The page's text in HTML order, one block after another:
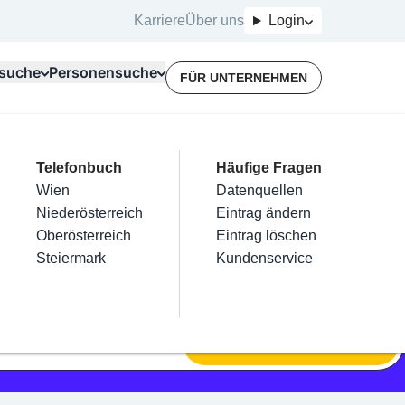
KarriereÜber uns Login
Kategorien
Friseur
Nägel
Haarentfernung
Make-Up
Für Unternehmer
Terminbuchung
Kostenlose Beratung
Top Branchen
Elektriker
Installateure
Maler & Lackierer
Branchen A-Z
Mein Firmeneintrag
Eintrag hinzufügen
Eintrag beanspruchen
Eintrag verwalten
Eintrag bewerben
Personensuche
Telefonbuch
Wien
Niederösterreich
Oberösterreich
Steiermark
Häufige Fragen
Datenquellen
Eintrag ändern
Eintrag löschen
Kundenservice
FÜR UNTERNEHMEN